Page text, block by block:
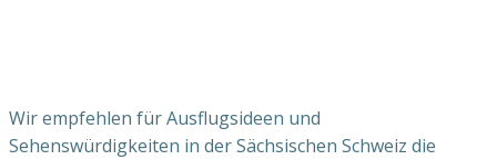
Wir empfehlen für Ausflugsideen und
Sehenswürdigkeiten in der Sächsischen Schweiz die